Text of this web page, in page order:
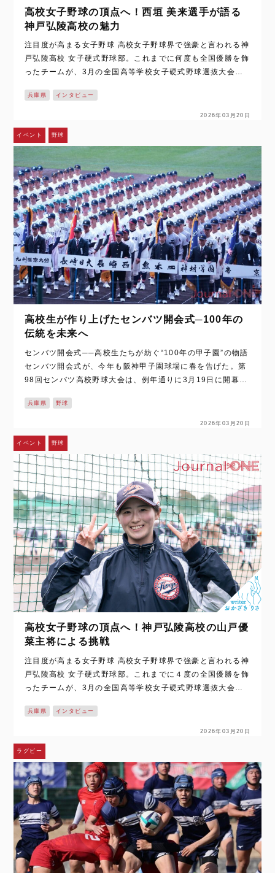
高校女子野球の頂点へ！西垣 美来選手が語る
神戸弘陵高校の魅力
注目度が高まる女子野球 高校女子野球界で強豪と言われる神
戸弘陵高校 女子硬式野球部。これまでに何度も全国優勝を飾
ったチームが、3月の全国高等学校女子硬式野球選抜大会に
て支えるのは西垣 美来…
兵庫県 インタビュー
2026年03月20日
イベント 野球
高校生が作り上げたセンバツ開会式─100年の
伝統を未来へ
センバツ開会式──高校生たちが紡ぐ“100年の甲子園”の物語
センバツ開会式が、今年も阪神甲子園球場に春を告げた。第
98回センバツ高校野球大会は、例年通りに3月19日に開幕。
た開会式」であることが際立…
兵庫県 野球
2026年03月20日
イベント 野球
高校女子野球の頂点へ！神戸弘陵高校の山戸優
菜主将による挑戦
注目度が高まる女子野球 高校女子野球界で強豪と言われる神
戸弘陵高校 女子硬式野球部。これまでに４度の全国優勝を飾
ったチームが、3月の全国高等学校女子硬式野球選抜大会
ームを主将として牽引する…
兵庫県 インタビュー
2026年03月20日
ラグビー